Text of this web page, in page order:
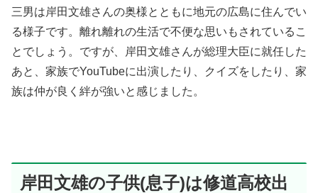
三男は岸田文雄さんの奥様とともに地元の広島に住んでい
る様子です。離れ離れの生活で不便な思いもされているこ
とでしょう。ですが、岸田文雄さんが総理大臣に就任した
あと、家族でYouTubeに出演したり、クイズをしたり、家
族は仲が良く絆が強いと感じました。
岸田文雄の子供(息子)は修道高校出